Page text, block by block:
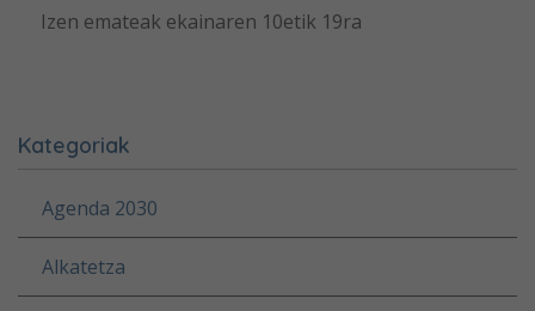
Izen emateak ekainaren 10etik 19ra
Kategoriak
Agenda 2030
Alkatetza